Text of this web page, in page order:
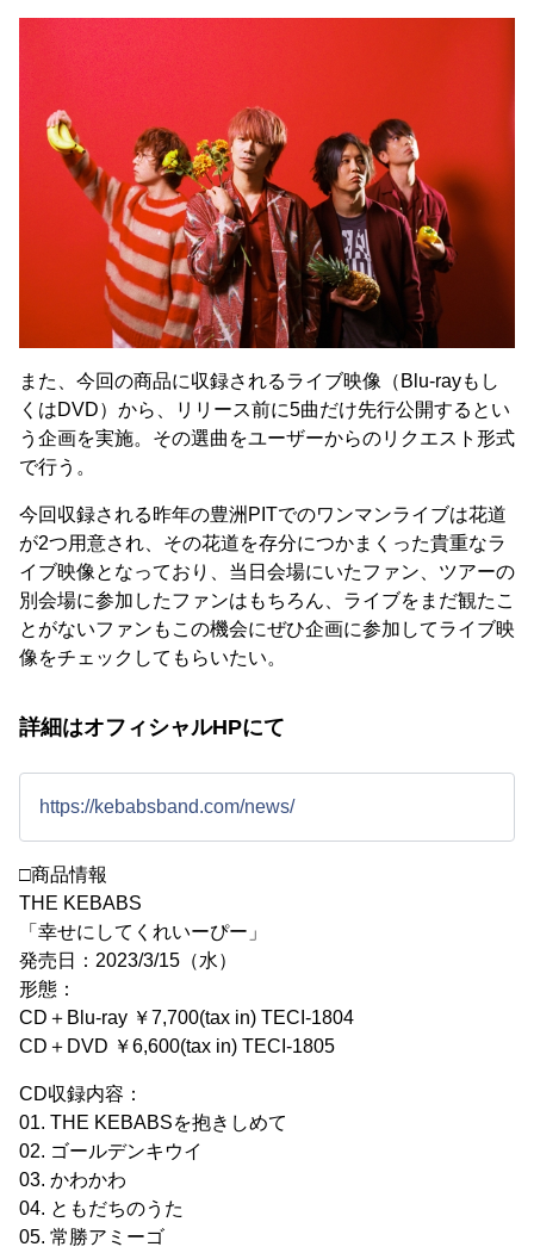
また、今回の商品に収録されるライブ映像（Blu-rayもし
くはDVD）から、リリース前に5曲だけ先行公開するとい
う企画を実施。その選曲をユーザーからのリクエスト形式
で行う。
今回収録される昨年の豊洲PITでのワンマンライブは花道
が2つ用意され、その花道を存分につかまくった貴重なラ
イブ映像となっており、当日会場にいたファン、ツアーの
別会場に参加したファンはもちろん、ライブをまだ観たこ
とがないファンもこの機会にぜひ企画に参加してライブ映
像をチェックしてもらいたい。
詳細はオフィシャルHPにて
https://kebabsband.com/news/
□商品情報
THE KEBABS
「幸せにしてくれいーぴー」
発売日：2023/3/15（水）
形態：
CD＋Blu-ray ￥7,700(tax in) TECI-1804
CD＋DVD ￥6,600(tax in) TECI-1805
CD収録内容：
01. THE KEBABSを抱きしめて
02. ゴールデンキウイ
03. かわかわ
04. ともだちのうた
05. 常勝アミーゴ